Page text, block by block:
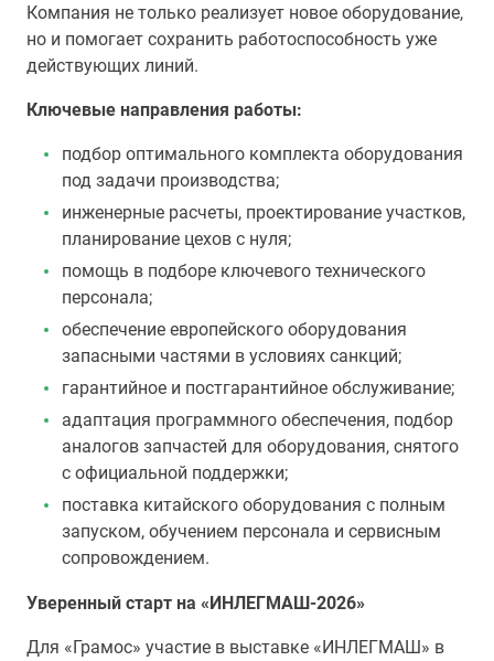
Компания не только реализует новое оборудование,
но и помогает сохранить работоспособность уже
действующих линий.
Ключевые направления работы:
подбор оптимального комплекта оборудования
под задачи производства;
инженерные расчеты, проектирование участков,
планирование цехов с нуля;
помощь в подборе ключевого технического
персонала;
обеспечение европейского оборудования
запасными частями в условиях санкций;
гарантийное и постгарантийное обслуживание;
адаптация программного обеспечения, подбор
аналогов запчастей для оборудования, снятого
с официальной поддержки;
поставка китайского оборудования с полным
запуском, обучением персонала и сервисным
сопровождением.
Уверенный старт на «ИНЛЕГМАШ-2026»
Для «Грамос» участие в выставке «ИНЛЕГМАШ» в